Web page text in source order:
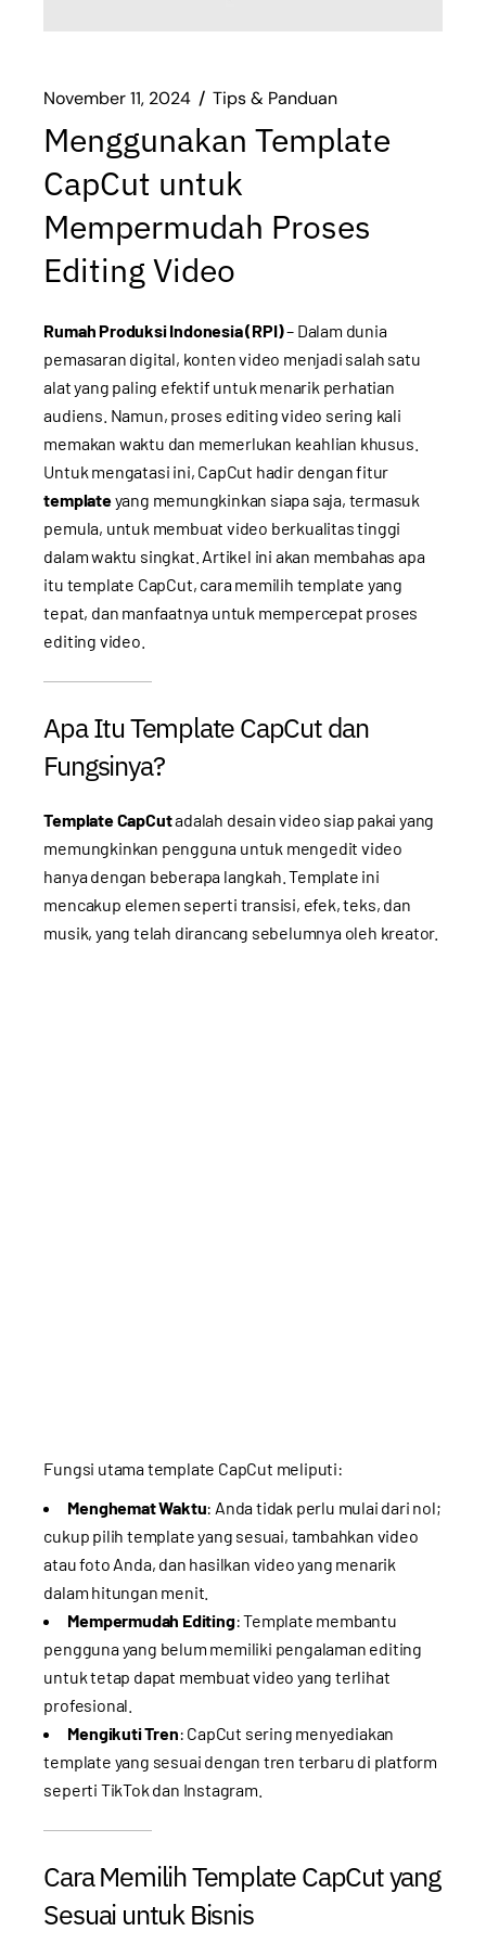
November 11, 2024 Tips & Panduan
Menggunakan Template
CapCut untuk
Mempermudah Proses
Editing Video
Rumah Produksi Indonesia (RPI)– Dalam dunia
pemasaran digital, konten video menjadi salah satu
alat yang paling efektif untuk menarik perhatian
audiens. Namun, proses editing video sering kali
memakan waktu dan memerlukan keahlian khusus.
Untuk mengatasi ini, CapCut hadir dengan fitur
templateyang memungkinkan siapa saja, termasuk
pemula, untuk membuat video berkualitas tinggi
dalam waktu singkat. Artikel ini akan membahas apa
itu template CapCut, cara memilih template yang
tepat, dan manfaatnya untuk mempercepat proses
editing video.
Apa Itu Template CapCut dan
Fungsinya?
Template CapCutadalah desain video siap pakai yang
memungkinkan pengguna untuk mengedit video
hanya dengan beberapa langkah. Template ini
mencakup elemen seperti transisi, efek, teks, dan
musik, yang telah dirancang sebelumnya oleh kreator.
Fungsi utama template CapCut meliputi:
Menghemat Waktu: Anda tidak perlu mulai dari nol;
cukup pilih template yang sesuai, tambahkan video
atau foto Anda, dan hasilkan video yang menarik
dalam hitungan menit.
Mempermudah Editing: Template membantu
pengguna yang belum memiliki pengalaman editing
untuk tetap dapat membuat video yang terlihat
profesional.
Mengikuti Tren: CapCut sering menyediakan
template yang sesuai dengan tren terbaru di platform
seperti TikTok dan Instagram.
Cara Memilih Template CapCut yang
Sesuai untuk Bisnis